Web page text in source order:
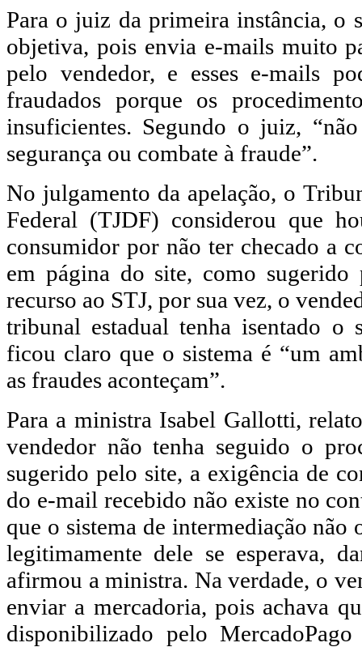
Para o juiz da primeira instância, o
objetiva, pois envia e-mails muito
pelo vendedor, e esses e-mails
fraudados porque os
insuficientes. Segundo o juiz,
segurança ou combate à fraude”.
No julgamento da apelação, o
Federal (TJDF) considerou que
consumidor por não ter checado a
em página do site, como
recurso ao STJ, por sua vez, o
tribunal estadual tenha isentado o
ficou claro que o sistema é “um
as fraudes aconteçam”.
Para a ministra Isabel Gallotti,
vendedor não tenha seguido o
sugerido pelo site, a exigência de
do e-mail recebido não existe no
que o sistema de intermediação não
legitimamente dele se esperava,
afirmou a ministra. Na verdade, o
enviar a mercadoria, pois achava
disponibilizado pelo